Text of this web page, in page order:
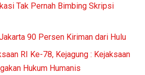
Tak Pernah Bimbing Skripsi
90 Persen Kiriman dari Hulu
RI Ke-78, Kejagung : Kejaksaan
Hukum Humanis